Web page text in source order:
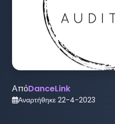
ΑπόDanceLink
Αναρτήθηκε 22-4-2023